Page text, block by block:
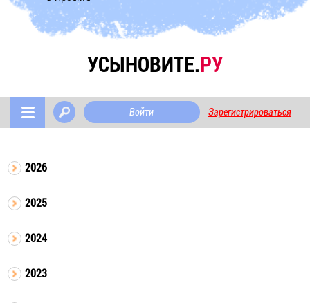
УСЫНОВИТЕ.РУ
Войти Зарегистрироваться
2026
2025
2024
2023